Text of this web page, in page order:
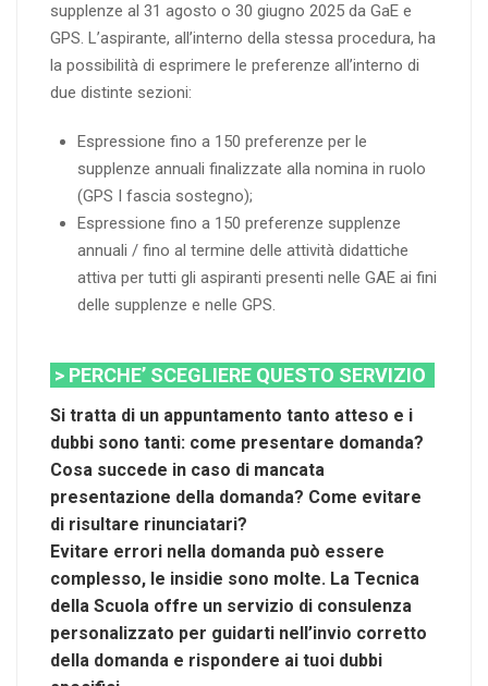
supplenze al 31 agosto o 30 giugno 2025 da GaE e
GPS. L’aspirante, all’interno della stessa procedura, ha
la possibilità di esprimere le preferenze all’interno di
due distinte sezioni:
Espressione fino a 150 preferenze per le
supplenze annuali finalizzate alla nomina in ruolo
(GPS I fascia sostegno);
Espressione fino a 150 preferenze supplenze
annuali / fino al termine delle attività didattiche
attiva per tutti gli aspiranti presenti nelle GAE ai fini
delle supplenze e nelle GPS.
> PERCHE’ SCEGLIERE QUESTO SERVIZIO
Si tratta di un appuntamento tanto atteso e i
dubbi sono tanti: come presentare domanda?
Cosa succede in caso di mancata
presentazione della domanda? Come evitare
di risultare rinunciatari?
Evitare errori nella domanda può essere
complesso, le insidie sono molte. La Tecnica
della Scuola offre un servizio di consulenza
personalizzato per guidarti nell’invio corretto
della domanda e rispondere ai tuoi dubbi